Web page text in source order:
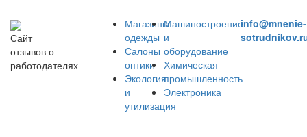
Сайт
отзывов о
работодателях
Магазины
одежды
Салоны
оптики
Экология
и
утилизация
Машиностроение
и
оборудование
Химическая
промышленность
Электроника
info@mnenie-